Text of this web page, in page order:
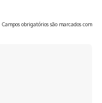
Campos obrigatórios são marcados com